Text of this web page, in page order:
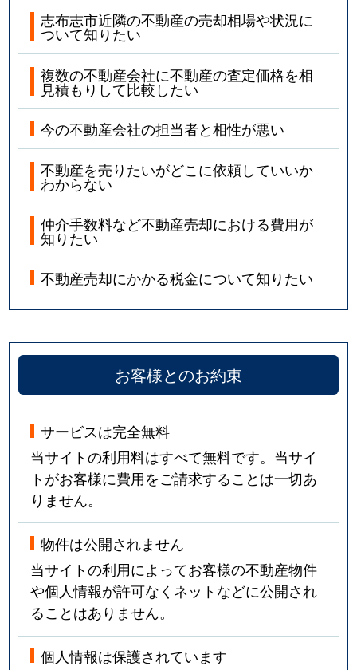
志布志市近隣の不動産の売却相場や状況に
ついて知りたい
複数の不動産会社に不動産の査定価格を相
見積もりして比較したい
今の不動産会社の担当者と相性が悪い
不動産を売りたいがどこに依頼していいか
わからない
仲介手数料など不動産売却における費用が
知りたい
不動産売却にかかる税金について知りたい
お客様とのお約束
サービスは完全無料
当サイトの利用料はすべて無料です。当サイ
トがお客様に費用をご請求することは一切あ
りません。
物件は公開されません
当サイトの利用によってお客様の不動産物件
や個人情報が許可なくネットなどに公開され
ることはありません。
個人情報は保護されています